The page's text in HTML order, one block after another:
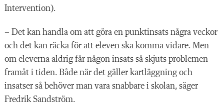
Intervention).
– Det kan handla om att göra en punktinsats några veckor
och det kan räcka för att eleven ska komma vidare. Men
om eleverna aldrig får någon insats så skjuts problemen
framåt i tiden. Både när det gäller kartläggning och
insatser så behöver man vara snabbare i skolan, säger
Fredrik Sandström.